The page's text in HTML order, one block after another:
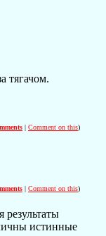
тягачом.
| Comment on this)
| Comment on this)
истинные